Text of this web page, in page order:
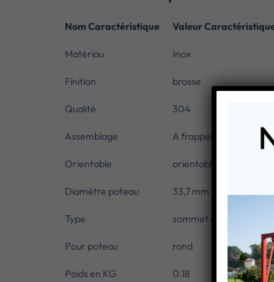
Nom Caractéristique Valeur
Matériau Inox
Finition brosse
Qualité 304
Assemblage A frapper
Orientable orientable
Diamètre poteau 33,7 mm
Type sommet de poteau
Pour poteau rond
Poids en KG 0.18